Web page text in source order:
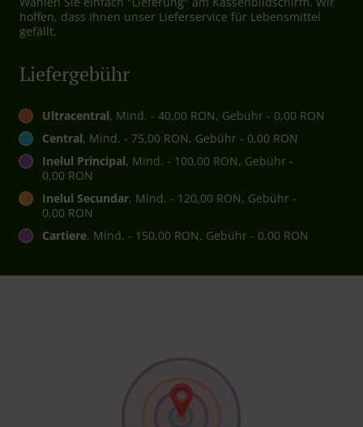
hoffen, dass Ihnen unser Lieferservice für Lebensmittel
gefällt.
Liefergebühr
Ultracentral, Mind. - 40,00 RON, Gebühr - 0,00 RON
Central, Mind. - 75,00 RON, Gebühr - 0,00 RON
Inelul Principal, Mind. - 100,00 RON, Gebühr -
0,00 RON
Inelul Secundar, Mind. - 120,00 RON, Gebühr -
0,00 RON
Cartiere, Mind. - 150,00 RON, Gebühr - 0,00 RON